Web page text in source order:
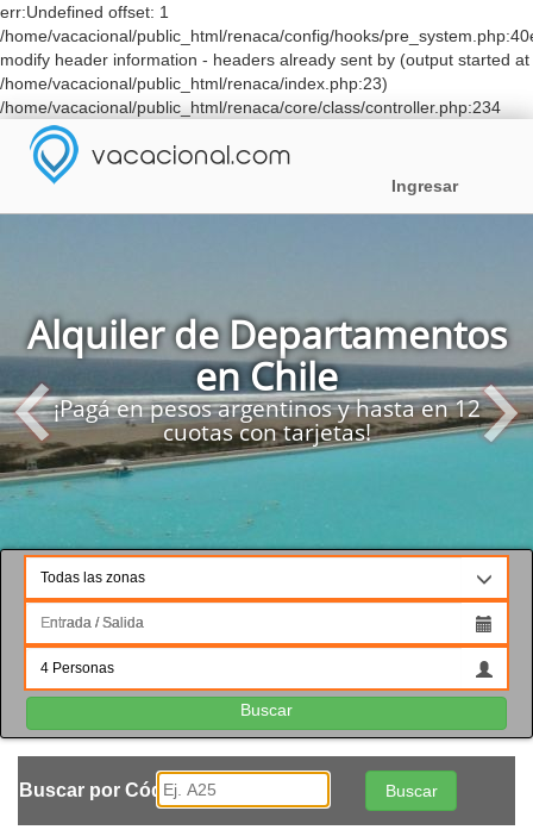
err:Undefined offset: 1
/home/vacacional/public_html/renaca/config/hooks/
modify header information - headers already sent by (output started at
/home/vacacional/public_html/renaca/index.php:23)
/home/vacacional/public_html/renaca/core/class/controller.php:234
Ingresar
Alquiler de Departamentos
en Chile
¡Pagá en pesos argentinos y hasta en 12
cuotas con tarjetas!
Buscar
Buscar por Código Buscar